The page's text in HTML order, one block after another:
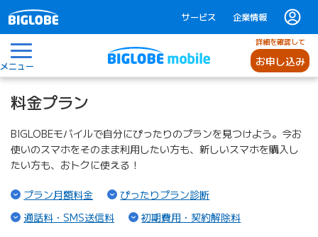
サービス 企業情報
メニュー
詳細を確認して
お申し込み
料金プラン
BIGLOBEモバイルで自分にぴったりのプランを見つけよう。今お
使いのスマホをそのまま利用したい方も、新しいスマホを購入し
たい方も、おトクに使える！
プラン月額料金（ページ内リンク）
ぴったりプラン診断（ページ内リンク）
通話料・SMS送信料（ページ内リンク）
初期費用・契約解除料（ページ内リン